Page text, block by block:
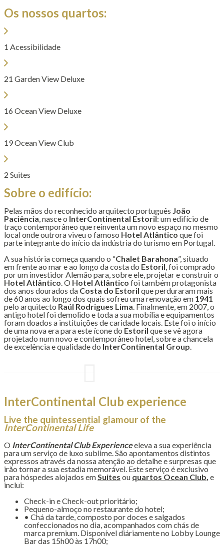
Os nossos quartos:
1 Acessibilidade
21 Garden View Deluxe
16 Ocean View Deluxe
19 Ocean View Club
2 Suites
Sobre o edifício:
Pelas mãos do reconhecido arquitecto português João
Paciência , nasce o InterContinental Estoril: um edifício de
traço contemporâneo que reinventa um novo espaço no mesmo
local onde outrora viveu o famoso Hotel Atlântico que foi
parte integrante do início da indústria do turismo em Portugal.
A sua história começa quando o “Chalet Barahona”, situado
em frente ao mar e ao longo da costa do Estoril , foi comprado
por um investidor Alemão para, sobre ele, projetar e construir o
Hotel Atlântico . O Hotel Atlântico foi também protagonista
dos anos dourados da Costa do Estoril que perduraram mais
de 60 anos ao longo dos quais sofreu uma renovação em 1941
pelo arquitecto Raúl Rodrigues Lima . Finalmente, em 2007, o
antigo hotel foi demolido e toda a sua mobília e equipamentos
foram doados a instituições de caridade locais. Este foi o início
de uma nova era para este ícone do Estoril que se vê agora
projetado num novo e contemporâneo hotel, sobre a chancela
de excelência e qualidade do InterContinental Group
InterContinental Club experience
Live the quintessential glamour of the
InterContinental Life
O InterContinental Club Experienceeleva a sua experiência
para um serviço de luxo sublime. São apontamentos distintos
expressos através da nossa atenção ao detalhe e surpresas que
irão tornar a sua estadia memorável. Este serviço é exclusivo
para hóspedes alojados emSuites ou quartos Ocean Club, e
inclui:
Check-in e Check-out prioritário;
Pequeno-almoço no restaurante do hotel;
• Chá da tarde, composto por doces e salgados
confeccionados no dia, acompanhados com chás de
marca premium. Disponível diáriamente no Lobby Lounge
Bar das 15h00 às 17h00;